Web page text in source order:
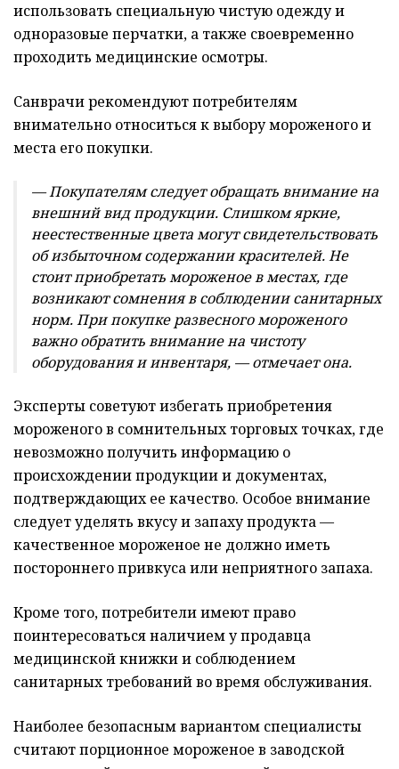
использовать специальную чистую одежду и
одноразовые перчатки, а также своевременно
проходить медицинские осмотры.
Санврачи рекомендуют потребителям
внимательно относиться к выбору мороженого и
места его покупки.
— Покупателям следует обращать внимание на
внешний вид продукции. Слишком яркие,
неестественные цвета могут свидетельствовать
об избыточном содержании красителей. Не
стоит приобретать мороженое в местах, где
возникают сомнения в соблюдении санитарных
норм. При покупке развесного мороженого
важно обратить внимание на чистоту
оборудования и инвентаря, — отмечает она.
Эксперты советуют избегать приобретения
мороженого в сомнительных торговых точках, где
невозможно получить информацию о
происхождении продукции и документах,
подтверждающих ее качество. Особое внимание
следует уделять вкусу и запаху продукта —
качественное мороженое не должно иметь
постороннего привкуса или неприятного запаха.
Кроме того, потребители имеют право
поинтересоваться наличием у продавца
медицинской книжки и соблюдением
санитарных требований во время обслуживания.
Наиболее безопасным вариантом специалисты
считают порционное мороженое в заводской